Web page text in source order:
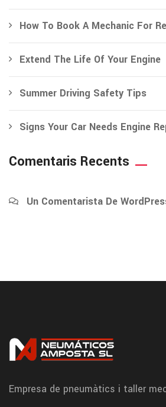
How To Book A Mechanic For
Extend The Life Of Your Engine
Summer Driving Safety Tips
Signs Your Car Needs Engine
Comentaris Recents
Un Comentarista De
Empresa de pneumàtics i taller